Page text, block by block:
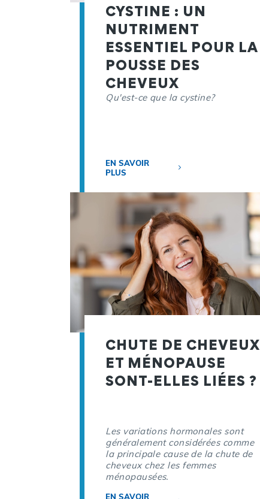
CYSTINE : UN
NUTRIMENT
ESSENTIEL POUR LA
POUSSE DES
CHEVEUX
Qu'est-ce que la cystine?
EN SAVOIR
PLUS
CHUTE DE CHEVEUX
ET MÉNOPAUSE
SONT-ELLES LIÉES ?
Les variations hormonales sont
généralement considérées comme
la principale cause de la chute de
cheveux chez les femmes
ménopausées.
EN SAVOIR